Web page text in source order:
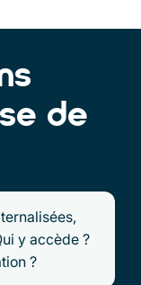
de
y accède ?
?